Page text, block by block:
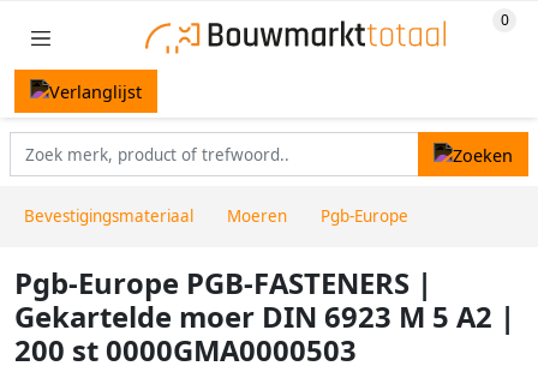
Bevestigingsmateriaal Moeren Pgb-Europe
Pgb-Europe PGB-FASTENERS |
Gekartelde moer DIN 6923 M 5 A2 |
200 st 0000GMA0000503